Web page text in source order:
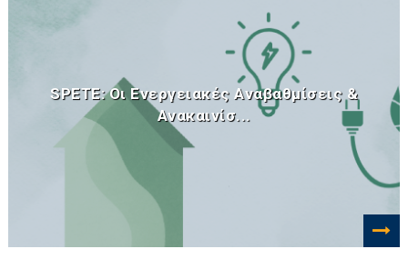
SPETE: Οι Ενεργειακές Αναβαθμίσεις &
Ανακαινίσ...